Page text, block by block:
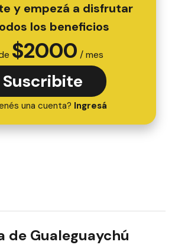
y empezá a disfrutar
los beneficios
$2000 / mes
Suscribite
una cuenta? Ingresá
de Gualeguaychú